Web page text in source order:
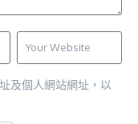
及個人網站網址，以